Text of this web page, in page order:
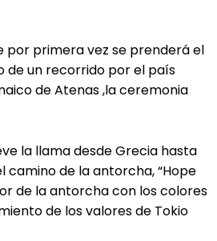
por primera vez se prenderá el
de un recorrido por el país
de Atenas ,la ceremonia
la llama desde Grecia hasta
camino de la antorcha, “Hope
de la antorcha con los colores
de los valores de Tokio